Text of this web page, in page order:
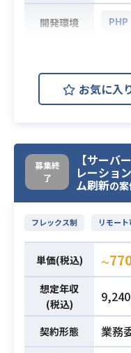
開発環境 PHP
業務内容
人
ポー
募集
ング
チン
なっ
※PC
2ヶ
い。
必須スキル
・
・
お気に入
募集終
了
【サーバ
レーショ
ム刷新の
フレックス制 リモート
単価(税込) 〜
想定年収
(税込)
契約形態 業務